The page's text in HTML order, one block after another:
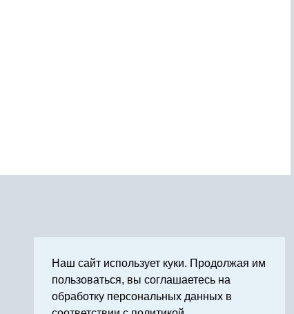
Наш сайт использует куки. Продолжая им
пользоваться, вы соглашаетесь на
обработку персональных данных в